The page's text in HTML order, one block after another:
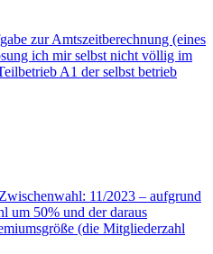
zur Amtszeitberechnung (eines
ich mir selbst nicht völlig im
A1 der selbst betrieb
11/2023 – aufgrund
um 50% und der daraus
(die Mitgliederzahl